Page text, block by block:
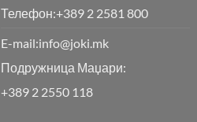
Телефон:+389 2 2581 800
E-mail:info@joki.mk
Подружница Маџари:
+389 2 2550 118